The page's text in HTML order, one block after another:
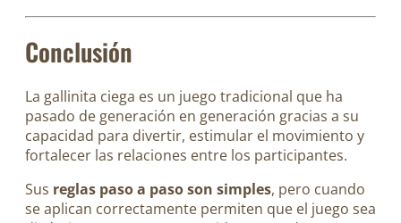
Conclusión
La gallinita ciega es un juego tradicional que ha
pasado de generación en generación gracias a su
capacidad para divertir, estimular el movimiento y
fortalecer las relaciones entre los participantes.
Sus reglas paso a paso son simples, pero cuando
se aplican correctamente permiten que el juego sea